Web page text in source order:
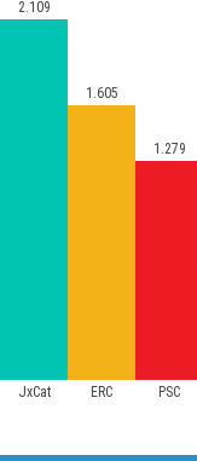
JxCat ERC PSC
2.109
1.605
1.279